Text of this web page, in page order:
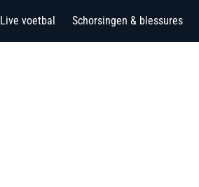
Live voetbal Schorsingen & blessures